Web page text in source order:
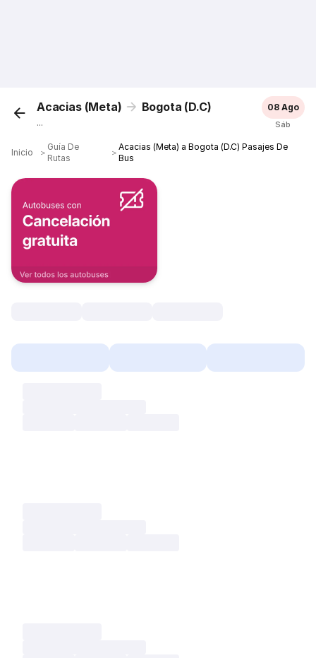
Acacias (Meta) Bogota (D.C)
...
08 Ago
Sáb
Inicio ＞
Guía De
Rutas
＞
Acacias (Meta) a Bogota (D.C) Pasajes De
Bus